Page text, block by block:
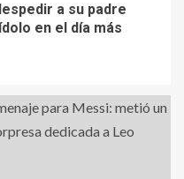
a su padre
en el día más